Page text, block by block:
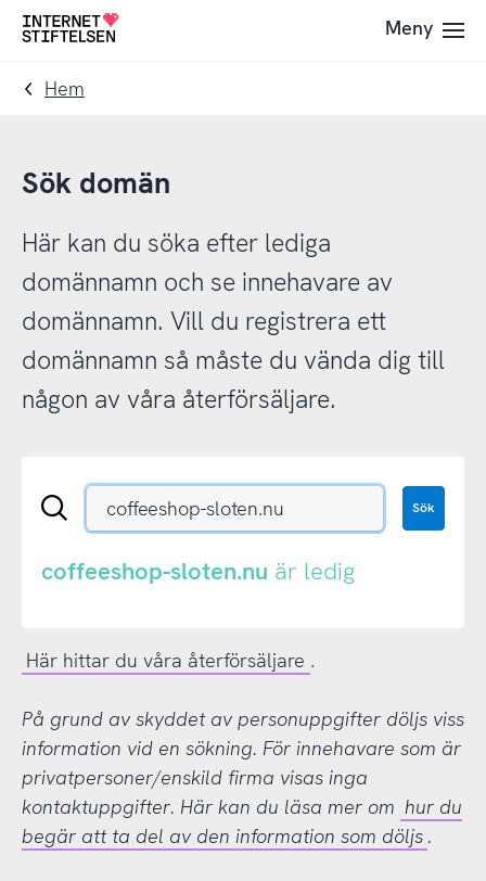
Till
navigering
Till
innehåll
Till
Meny
Hem
Sök domän
Här kan du söka efter lediga
domännamn och se innehavare av
domännamn. Vill du registrera ett
domännamn så måste du vända dig till
någon av våra återförsäljare.
Sök
eller
Sök
coffeeshop-sloten.nu är ledig
Här hittar du våra återförsäljare .
På grund av skyddet av personuppgifter döljs viss
information vid en sökning. För innehavare som är
privatpersoner/enskild firma visas inga
kontaktuppgifter. Här kan du läsa mer om hur du
begär att ta del av den information som döljs .